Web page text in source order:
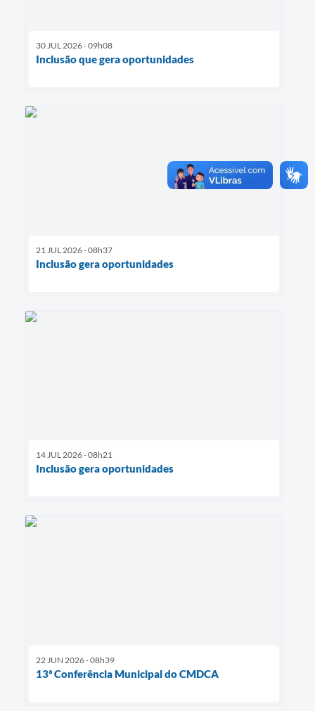
30 JUL 2026 - 09h08
Inclusão que gera oportunidades
21 JUL 2026 - 08h37
Inclusão gera oportunidades
14 JUL 2026 - 08h21
Inclusão gera oportunidades
22 JUN 2026 - 08h39
13ª Conferência Municipal do CMDCA